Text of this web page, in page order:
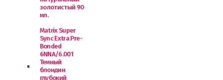
золотистый 90
мл.
Matrix Super
Sync Extra Pre-
Bonded
6NNA/6.001
Темный
блондин
глубокий